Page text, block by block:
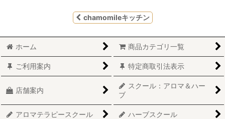
chamomileキッチン
ホーム 商品カテゴリ一覧
ご利用案内 特定商取引法表示
店舗案内
スクール：アロマ＆ハー
ブ
アロマテラピースクール ハーブスクール